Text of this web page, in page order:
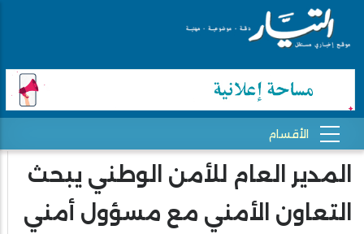
المدير العام للأمن الوطني يبحث
التعاون الأمني مع مسؤول أمني